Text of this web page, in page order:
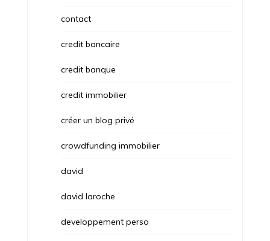
contact
credit bancaire
credit banque
credit immobilier
créer un blog privé
crowdfunding immobilier
david
david laroche
developpement perso